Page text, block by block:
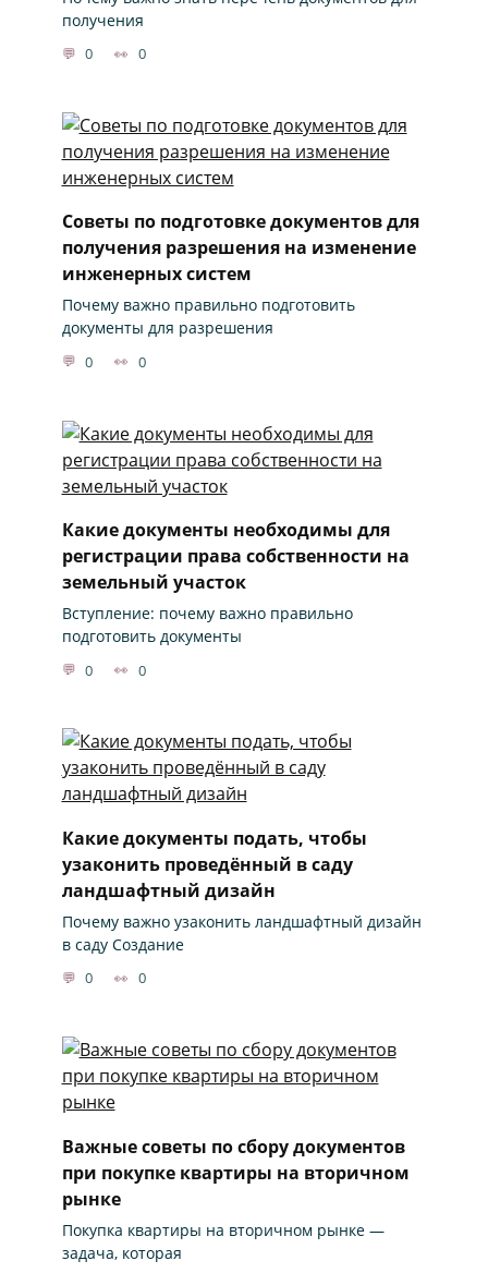
получения
0 0
Советы по подготовке документов для
получения разрешения на изменение
инженерных систем
Почему важно правильно подготовить
документы для разрешения
0 0
Какие документы необходимы для
регистрации права собственности на
земельный участок
Вступление: почему важно правильно
подготовить документы
0 0
Какие документы подать, чтобы
узаконить проведённый в саду
ландшафтный дизайн
Почему важно узаконить ландшафтный дизайн
в саду Создание
0 0
Важные советы по сбору документов
при покупке квартиры на вторичном
рынке
Покупка квартиры на вторичном рынке —
задача, которая